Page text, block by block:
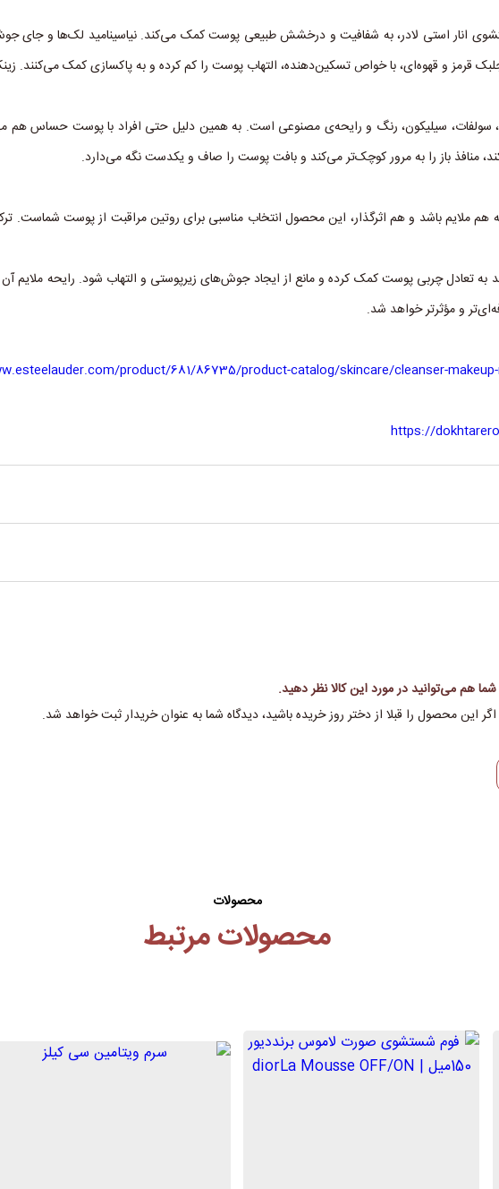
انار استی لادر، به شفافیت و درخشش طبیعی پوست کمک می‌کند. نیاسینامید لک‌ها و جای
قرمز و قهوه‌ای، با خواص تسکین‌دهنده، التهاب پوست را کم کرده و به پاکسازی کمک می‌کنند.
سولفات، سیلیکون، رنگ و رایحه‌ی مصنوعی است. به همین دلیل حتی افراد با پوست حساس هم
منافذ باز را به مرور کوچک‌تر می‌کند و بافت پوست را صاف و یکدست نگه می‌دارد.
ملایم باشد و هم اثرگذار، این محصول انتخاب مناسبی برای روتین مراقبت از پوست شماست.
تعادل چربی پوست کمک کرده و مانع از ایجاد جوش‌های زیرپوستی و التهاب شود. رایحه ملایم آن
و مؤثرتر خواهد شد.
product/681/86735/product-catalog/skincare/cleanser-
https://
شما هم می‌توانید در مورد این کالا نظر دهید.
اگر این محصول را قبلا از دختر روز خریده باشید، دیدگاه شما به عنوان خریدار ثبت خواهد شد.
محصولات
محصولات مرتبط